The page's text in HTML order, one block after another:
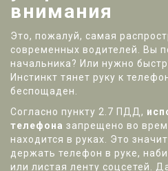
внимания
Это, пожалуй, самая
современных водителей. Вы
начальника? Или нужно
Инстинкт тянет руку к
беспощаден.
Согласно пункту 2.7 ПДД,
телефона запрещено во
находится в руках . Это
держать телефон в руке,
или листая ленту соцсетей.